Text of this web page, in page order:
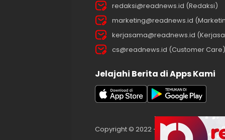
redaksi@readnews.id (Redaksi)
marketing@readnews.id
kerjasama@readnews.id
cs@readnews.id (Customer Care)
Jelajahi Berita di Apps Kami
Copyright © 2022 – 2025 readnews.id |